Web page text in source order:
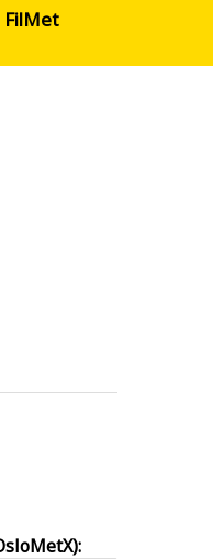
FilMet